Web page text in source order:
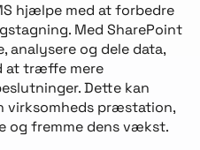
hjælpe med at forbedre
Med SharePoint
analysere og dele data,
at træffe mere
Dette kan
virksomheds præstation,
og fremme dens vækst.